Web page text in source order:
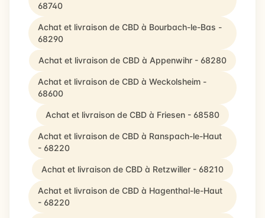
68740
Achat et livraison de CBD à Bourbach-le-Bas -
68290
Achat et livraison de CBD à Appenwihr - 68280
Achat et livraison de CBD à Weckolsheim -
68600
Achat et livraison de CBD à Friesen - 68580
Achat et livraison de CBD à Ranspach-le-Haut
- 68220
Achat et livraison de CBD à Retzwiller - 68210
Achat et livraison de CBD à Hagenthal-le-Haut
- 68220